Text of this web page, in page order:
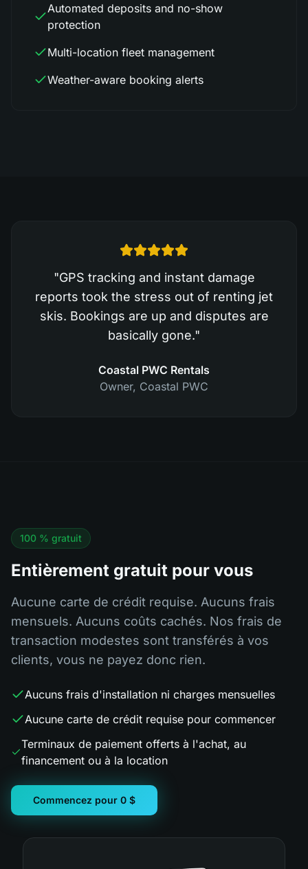
Automated deposits and no-show
protection
Multi-location fleet management
Weather-aware booking alerts
"GPS tracking and instant damage
reports took the stress out of renting jet
skis. Bookings are up and disputes are
basically gone."
Coastal PWC Rentals
Owner, Coastal PWC
100 % gratuit
Entièrement gratuit pour vous
Aucune carte de crédit requise. Aucuns frais
mensuels. Aucuns coûts cachés. Nos frais de
transaction modestes sont transférés à vos
clients, vous ne payez donc rien.
Aucuns frais d'installation ni charges mensuelles
Aucune carte de crédit requise pour commencer
Terminaux de paiement offerts à l'achat, au
financement ou à la location
Commencez pour 0 $